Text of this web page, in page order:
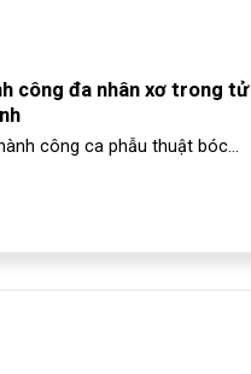
công đa nhân xơ trong tử
công ca phẫu thuật bóc...